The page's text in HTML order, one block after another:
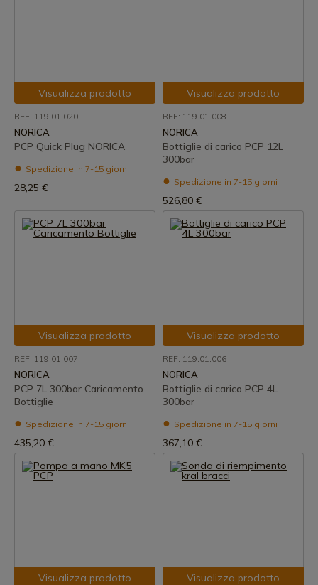
Visualizza prodotto
REF: 119.01.020
NORICA
PCP Quick Plug NORICA
Spedizione in 7-15 giorni
28,25 €
Visualizza prodotto
REF: 119.01.008
NORICA
Bottiglie di carico PCP 12L
300bar
Spedizione in 7-15 giorni
526,80 €
Visualizza prodotto
REF: 119.01.007
NORICA
PCP 7L 300bar Caricamento
Bottiglie
Spedizione in 7-15 giorni
435,20 €
Visualizza prodotto
REF: 119.01.006
NORICA
Bottiglie di carico PCP 4L
300bar
Spedizione in 7-15 giorni
367,10 €
Visualizza prodotto Visualizza prodotto